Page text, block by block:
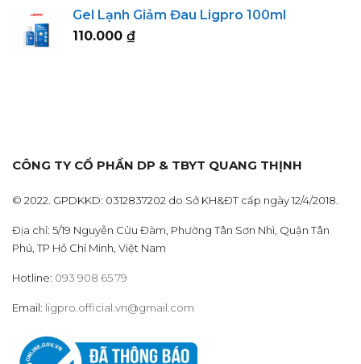
123.000 ₫
Gel Lạnh Giảm Đau Ligpro 100ml
110.000 ₫
CÔNG TY CỔ PHẦN DP & TBYT QUANG THỊNH
© 2022. GPDKKD: 0312837202 do Sở KH&ĐT cấp ngày 12/4/2018.
Địa chỉ: 5/19 Nguyễn Cửu Đàm, Phường Tân Sơn Nhì, Quận Tân
Phú, TP Hồ Chí Minh, Việt Nam
Hotline: 093 908 65 79
Email: ligpro.official.vn@gmail.com